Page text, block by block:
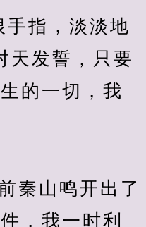
指，淡淡地
天发誓，只要
的一切，我
山鸣开出了
，我一时利